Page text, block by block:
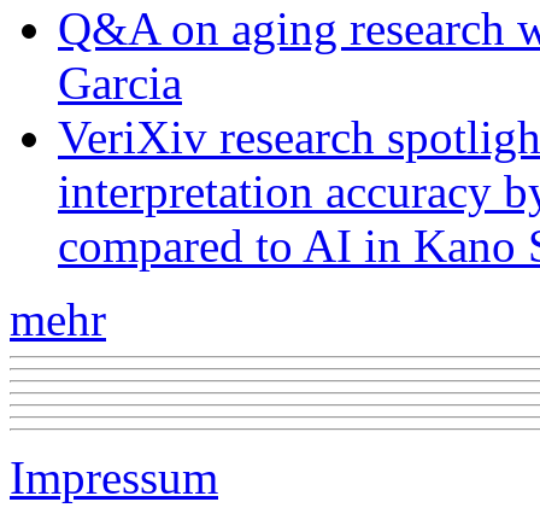
Q&A on aging research
Garcia
VeriXiv research
interpretation accuracy
compared to AI in Kano
mehr
Impressum